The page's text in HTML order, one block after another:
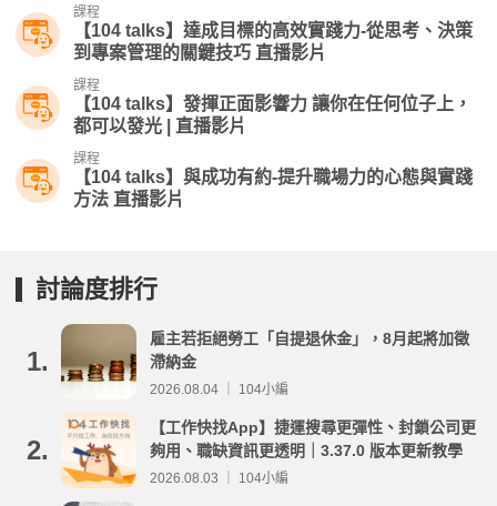
課程
【104 talks】達成目標的高效實踐力-從思考、決策
到專案管理的關鍵技巧 直播影片
課程
【104 talks】發揮正面影響力 讓你在任何位子上，
都可以發光 | 直播影片
課程
【104 talks】與成功有約-提升職場力的心態與實踐
方法 直播影片
討論度排行
1.
雇主若拒絕勞工「自提退休金」，8月起將加徵
滯納金
2026.08.04 ｜ 104小編
2.
【工作快找App】捷運搜尋更彈性、封鎖公司更
夠用、職缺資訊更透明｜3.37.0 版本更新教學
2026.08.03 ｜ 104小編